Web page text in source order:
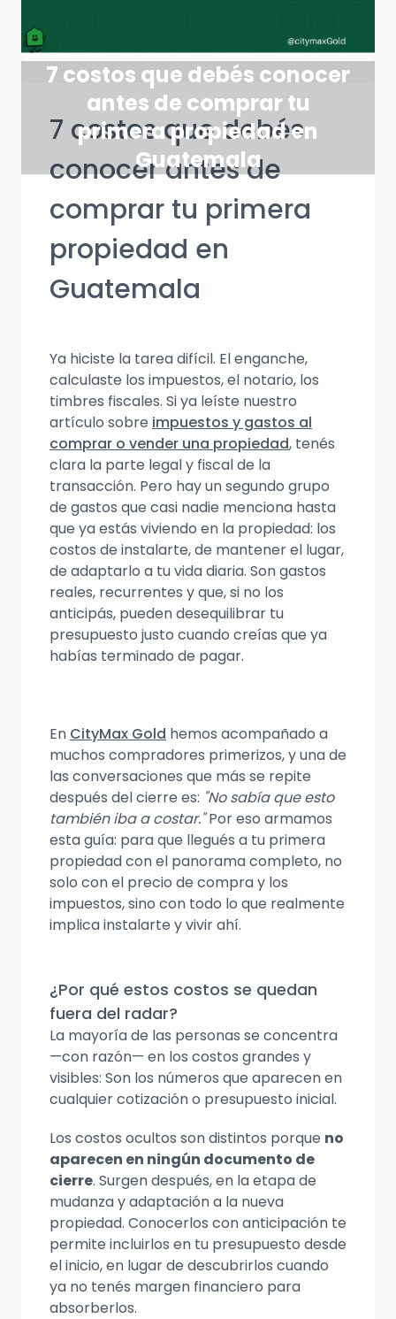
7 costos que debés conocer
antes de comprar tu
primera propiedad en
Guatemala
7 costos que debés
conocer antes de
comprar tu primera
propiedad en
Guatemala
Ya hiciste la tarea difícil. El enganche,
calculaste los impuestos, el notario, los
timbres fiscales. Si ya leíste nuestro
artículo sobre impuestos y gastos al
comprar o vender una propiedad, tenés
clara la parte legal y fiscal de la
transacción. Pero hay un segundo grupo
de gastos que casi nadie menciona hasta
que ya estás viviendo en la propiedad: los
costos de instalarte, de mantener el lugar,
de adaptarlo a tu vida diaria. Son gastos
reales, recurrentes y que, si no los
anticipás, pueden desequilibrar tu
presupuesto justo cuando creías que ya
habías terminado de pagar.
En CityMax Gold hemos acompañado a
muchos compradores primerizos, y una de
las conversaciones que más se repite
después del cierre es: "No sabía que esto
también iba a costar."Por eso armamos
esta guía: para que llegués a tu primera
propiedad con el panorama completo, no
solo con el precio de compra y los
impuestos, sino con todo lo que realmente
implica instalarte y vivir ahí.
¿Por qué estos costos se quedan
fuera del radar?
La mayoría de las personas se concentra
—con razón— en los costos grandes y
visibles: Son los números que aparecen en
cualquier cotización o presupuesto inicial.
Los costos ocultos son distintos porque no
aparecen en ningún documento de
cierre. Surgen después, en la etapa de
mudanza y adaptación a la nueva
propiedad. Conocerlos con anticipación te
permite incluirlos en tu presupuesto desde
el inicio, en lugar de descubrirlos cuando
ya no tenés margen financiero para
absorberlos.